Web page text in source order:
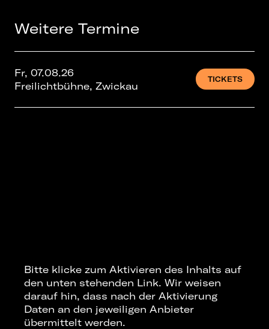
Weitere Termine
Fr, 07.08.26
Freilichtbühne, Zwickau
TICKETS
Bitte klicke zum Aktivieren des Inhalts auf
den unten stehenden Link. Wir weisen
darauf hin, dass nach der Aktivierung
Daten an den jeweiligen Anbieter
übermittelt werden.